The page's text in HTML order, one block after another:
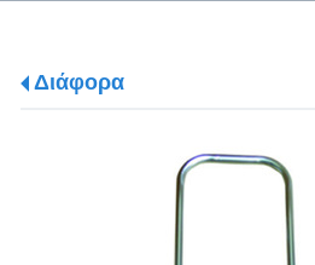
Διάφορα